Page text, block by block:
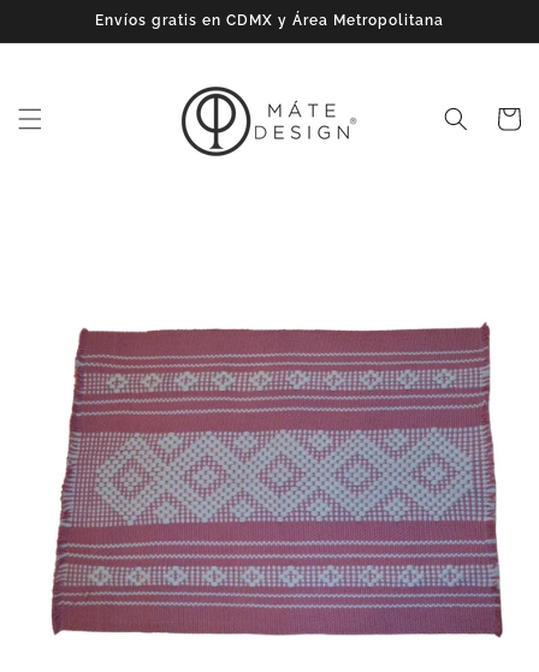
directamente
al contenido
Envíos gratis en CDMX y Área Metropolitana
Carrito